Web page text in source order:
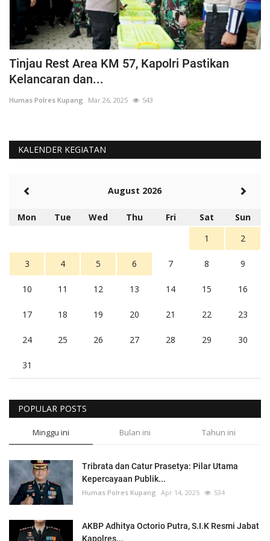
Tinjau Rest Area KM 57, Kapolri Pastikan
Kelancaran dan...
Humas Polres Kupang Mar 26, 2025 543
KALENDER KEGIATAN
August 2026
Mon Tue Wed Thu Fri Sat
Sun
1
2
3 4 5 6 7 8 9
10 11 12 13 14 15 16
17 18 19 20 21 22 23
24 25 26 27 28 29 30
31
POPULAR POSTS
Minggu ini Bulan ini Tahun ini
Tribrata dan Catur Prasetya: Pilar Utama
Kepercayaan Publik...
Humas Polres Kupang Apr 14, 2025 534
AKBP Adhitya Octorio Putra, S.I.K Resmi Jabat
Kapolres...